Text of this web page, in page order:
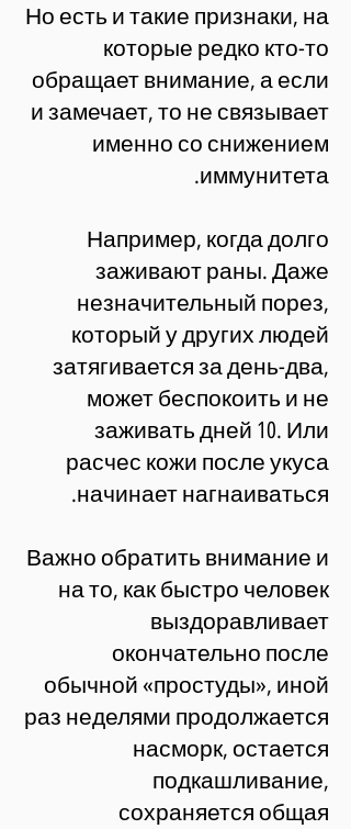
Но есть и такие признаки, на
которые редко кто-то
обращает внимание, а если
и замечает, то не связывает
именно со снижением
иммунитета.
Например, когда долго
заживают раны. Даже
незначительный порез,
который у других людей
затягивается за день-два,
может беспокоить и не
заживать дней 10. Или
расчес кожи после укуса
начинает нагнаиваться.
Важно обратить внимание и
на то, как быстро человек
выздоравливает
окончательно после
обычной «простуды», иной
раз неделями продолжается
насморк, остается
подкашливание,
сохраняется общая